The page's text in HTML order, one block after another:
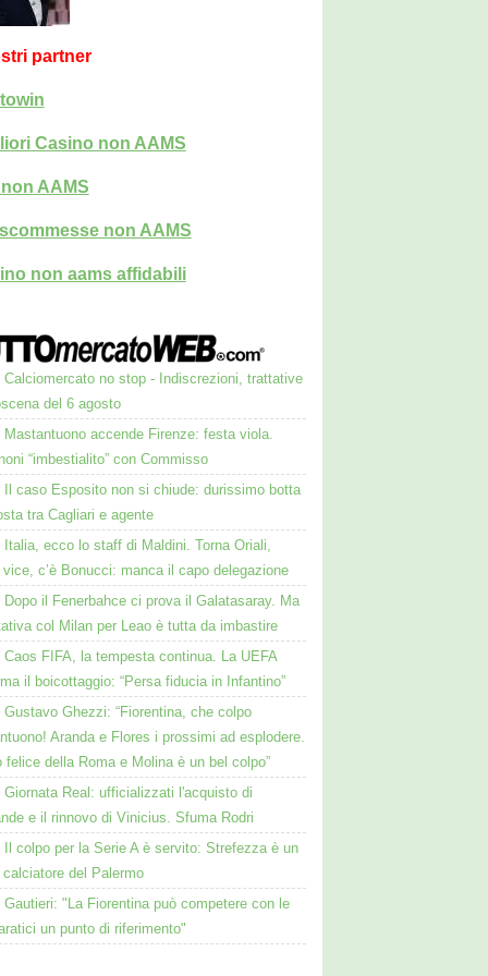
partner
Casino non AAMS
AAMS
non AAMS
non aams affidabili
Calciomercato no stop - Indiscrezioni, trattative
del 6 agosto
Mastantuono accende Firenze: festa viola.
“imbestialito” con Commisso
Il caso Esposito non si chiude: durissimo botta
tra Cagliari e agente
Italia, ecco lo staff di Maldini. Torna Oriali,
c’è Bonucci: manca il capo delegazione
Dopo il Fenerbahce ci prova il Galatasaray. Ma
col Milan per Leao è tutta da imbastire
Caos FIFA, la tempesta continua. La UEFA
il boicottaggio: “Persa fiducia in Infantino”
Gustavo Ghezzi: “Fiorentina, che colpo
Aranda e Flores i prossimi ad esplodere.
felice della Roma e Molina è un bel colpo”
Giornata Real: ufficializzati l'acquisto di
e il rinnovo di Vinicius. Sfuma Rodri
Il colpo per la Serie A è servito: Strefezza è un
calciatore del Palermo
Gautieri: "La Fiorentina può competere con le
un punto di riferimento"